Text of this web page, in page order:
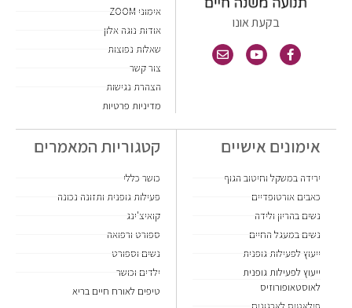
בקעת אונו
אימוני ZOOM
אודות נוגה אלון
שאלות נפוצות
צור קשר
הצהרת נגישות
מדיניות פרטיות
אימונים אישיים
ירידה במשקל וחיטוב הגוף
כאבים אורטופדיים
נשים בהריון ולידה
נשים במעגל החיים
ייעוץ לפעילות גופנית
ייעוץ לפעילות גופנית
לאוסטאופורוזיס
קטגוריות המאמרים
כושר כללי
פעילות גופנית ותזונה נכונה
קואיצ'ינג
ספורט ורפואה
נשים וספורט
ילדים וכושר
טיפים לאורח חיים בריא